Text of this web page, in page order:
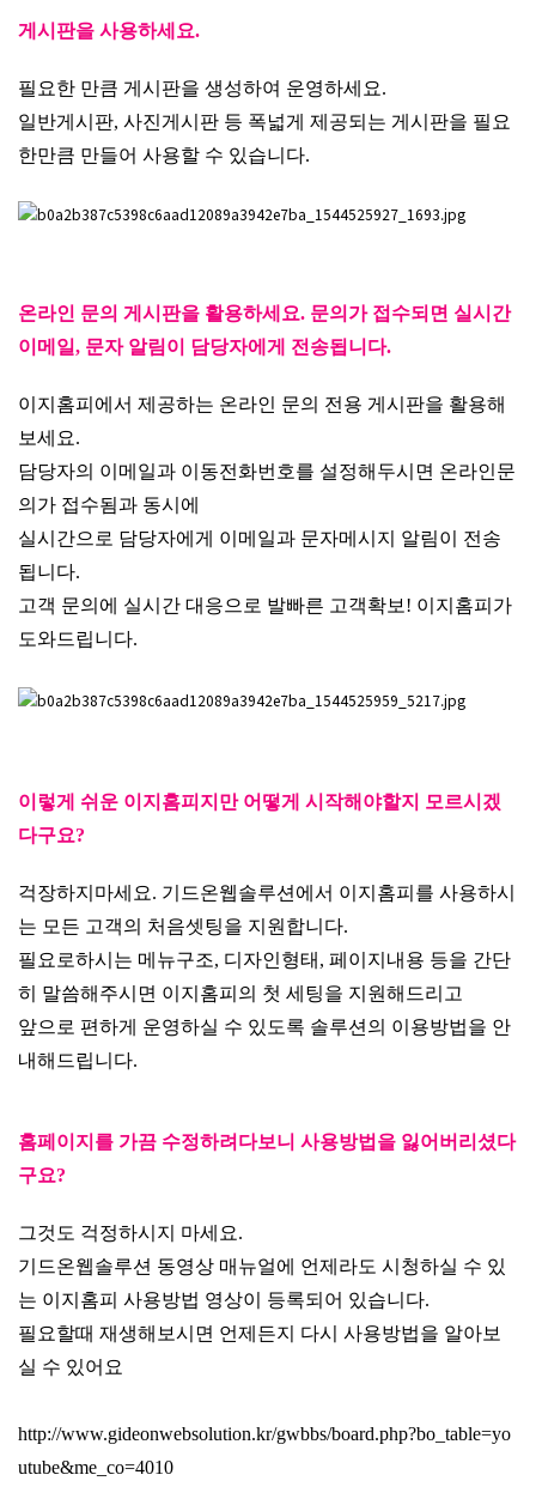
게시판을 사용하세요.
필요한 만큼 게시판을 생성하여 운영하세요.
일반게시판, 사진게시판 등 폭넓게 제공되는 게시판을 필요
한만큼 만들어 사용할 수 있습니다.
온라인 문의 게시판을 활용하세요. 문의가 접수되면 실시간
이메일, 문자 알림이 담당자에게 전송됩니다.
이지홈피에서 제공하는 온라인 문의 전용 게시판을 활용해
보세요.
담당자의 이메일과 이동전화번호를 설정해두시면 온라인문
의가 접수됨과 동시에
실시간으로 담당자에게 이메일과 문자메시지 알림이 전송
됩니다.
고객 문의에 실시간 대응으로 발빠른 고객확보! 이지홈피가
도와드립니다.
이렇게 쉬운 이지홈피지만 어떻게 시작해야할지 모르시겠
다구요?
걱장하지마세요. 기드온웹솔루션에서 이지홈피를 사용하시
는 모든 고객의 처음셋팅을 지원합니다.
필요로하시는 메뉴구조, 디자인형태, 페이지내용 등을 간단
히 말씀해주시면 이지홈피의 첫 세팅을 지원해드리고
앞으로 편하게 운영하실 수 있도록 솔루션의 이용방법을 안
내해드립니다.
홈페이지를 가끔 수정하려다보니 사용방법을 잃어버리셨다
구요?
그것도 걱정하시지 마세요.
기드온웹솔루션 동영상 매뉴얼에 언제라도 시청하실 수 있
는 이지홈피 사용방법 영상이 등록되어 있습니다.
필요할때 재생해보시면 언제든지 다시 사용방법을 알아보
실 수 있어요
http://www.gideonwebsolution.kr/gwbbs/board.php?bo_table=yo
utube&me_co=4010